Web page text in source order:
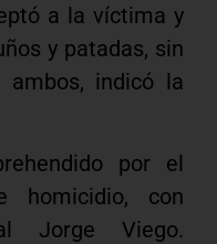
a la víctima y
y patadas, sin
ambos, indicó la
por el
homicidio, con
Jorge Viego.